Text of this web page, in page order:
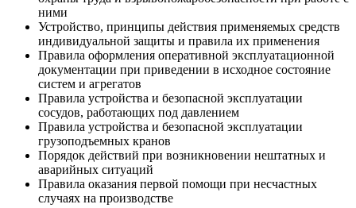
ними
Устройство, принципы действия применяемых средств
индивидуальной защиты и правила их применения
Правила оформления оперативной эксплуатационной
документации при приведении в исходное состояние
систем и агрегатов
Правила устройства и безопасной эксплуатации
сосудов, работающих под давлением
Правила устройства и безопасной эксплуатации
грузоподъемных кранов
Порядок действий при возникновении нештатных и
аварийных ситуаций
Правила оказания первой помощи при несчастных
случаях на производстве